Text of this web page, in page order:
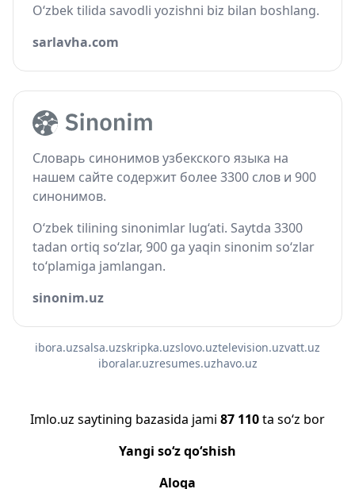
O‘zbek tilida savodli yozishni biz bilan boshlang.
sarlavha.com
Словарь синонимов узбекского языка на
нашем сайте содержит более 3300 слов и 900
синонимов.
O‘zbek tilining sinonimlar lug‘ati. Saytda 3300
tadan ortiq so‘zlar, 900 ga yaqin sinonim so‘zlar
to‘plamiga jamlangan.
sinonim.uz
ibora.uzsalsa.uzskripka.uzslovo.uztelevision.uzvatt.uz
iboralar.uzresumes.uzhavo.uz
Imlo.uz saytining bazasida jami 87 110ta so‘z bor
Yangi so‘z qo‘shish
Aloqa